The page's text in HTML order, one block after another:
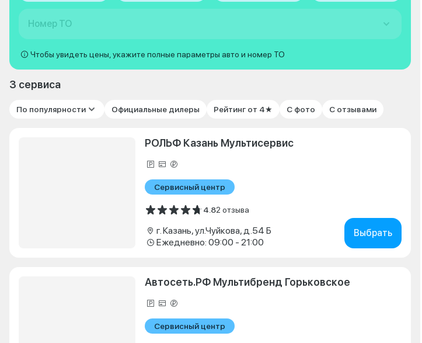
Номер ТО
Чтобы увидеть цены, укажите полные параметры авто и номер ТО
3 сервиса
По популярности Официальные дилеры Рейтинг от 4★ С фото С отзывами
РОЛЬФ Казань Мультисервис
Сервисный центр
4.82 отзыва
г. Казань, ул.Чуйкова, д.54 Б
Ежедневно: 09:00 - 21:00
Выбрать
Автосеть.РФ Мультибренд Горьковское
Сервисный центр